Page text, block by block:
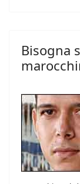
Bisogna